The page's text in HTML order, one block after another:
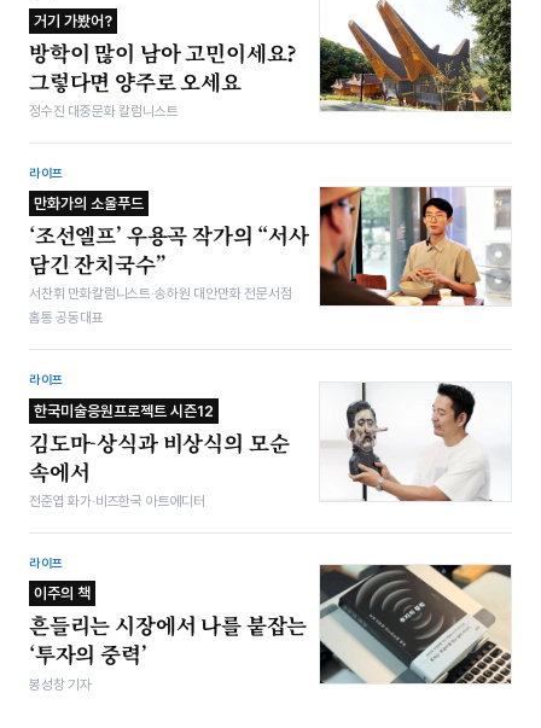
거기 가봤어?
방학이 많이 남아 고민이세요?
그렇다면 양주로 오세요
정수진 대중문화 칼럼니스트
라이프
만화가의 소울푸드
‘조선엘프’ 우용곡 작가의 “서사
담긴 잔치국수”
서찬휘 만화칼럼니스트·송하원 대안만화 전문서점
홈통 공동대표
라이프
한국미술응원프로젝트 시즌12
김도마-상식과 비상식의 모순
속에서
전준엽 화가·비즈한국 아트에디터
라이프
이주의 책
흔들리는 시장에서 나를 붙잡는
‘투자의 중력’
봉성창 기자